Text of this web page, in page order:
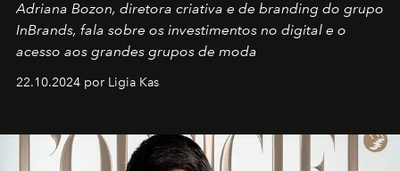
Adriana Bozon, diretora criativa e de branding do grupo
InBrands, fala sobre os investimentos no digital e o
acesso aos grandes grupos de moda
22.10.2024 por Ligia Kas